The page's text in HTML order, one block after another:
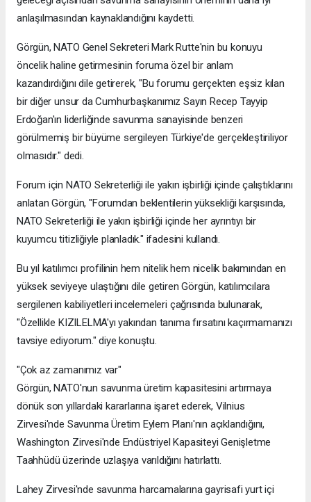
anlaşılmasından kaynaklandığını kaydetti.
Görgün, NATO Genel Sekreteri Mark Rutte'nin bu konuyu
öncelik haline getirmesinin foruma özel bir anlam
kazandırdığını dile getirerek, "Bu forumu gerçekten eşsiz kılan
bir diğer unsur da Cumhurbaşkanımız Sayın Recep Tayyip
Erdoğan'ın liderliğinde savunma sanayisinde benzeri
görülmemiş bir büyüme sergileyen Türkiye'de gerçekleştiriliyor
olmasıdır." dedi.
Forum için NATO Sekreterliği ile yakın işbirliği içinde çalıştıklarını
anlatan Görgün, "Forumdan beklentilerin yüksekliği karşısında,
NATO Sekreterliği ile yakın işbirliği içinde her ayrıntıyı bir
kuyumcu titizliğiyle planladık." ifadesini kullandı.
Bu yıl katılımcı profilinin hem nitelik hem nicelik bakımından en
yüksek seviyeye ulaştığını dile getiren Görgün, katılımcılara
sergilenen kabiliyetleri incelemeleri çağrısında bulunarak,
"Özellikle KIZILELMA'yı yakından tanıma fırsatını kaçırmamanızı
tavsiye ediyorum." diye konuştu.
"Çok az zamanımız var"
Görgün, NATO'nun savunma üretim kapasitesini artırmaya
dönük son yıllardaki kararlarına işaret ederek, Vilnius
Zirvesi'nde Savunma Üretim Eylem Planı'nın açıklandığını,
Washington Zirvesi'nde Endüstriyel Kapasiteyi Genişletme
Taahhüdü üzerinde uzlaşıya varıldığını hatırlattı.
Lahey Zirvesi'nde savunma harcamalarına gayrisafi yurt içi